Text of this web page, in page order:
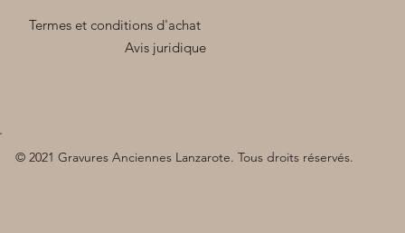
Avis juridique
Termes et conditions d'achat
© 2021 Gravures Anciennes Lanzarote. Tous droits réservés.